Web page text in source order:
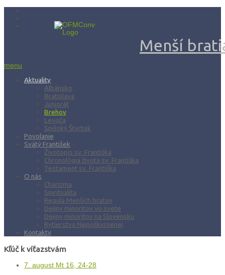
Menší
menu
Aktuality
Albánsko
Bratislava
Juniorát
Brehov
Levoča
Spišský Štvrtok
Povolanie
Svätý František
Životopis sv. Františka
Chronológia života sv. Františka
Testament sv. Františka
O nás
Charizma
Spiritualita
Regula Menších bratov
Dejiny minoritov vo svete
Dejiny minoritov na Slovensku
Rytierstvo Nepoškvrnenej
Kontakty
Kľúč k víťazstvám
7. august Mt 16, 24-28